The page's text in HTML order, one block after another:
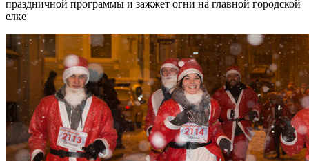
праздничной программы и зажжет огни на главной городской
елке